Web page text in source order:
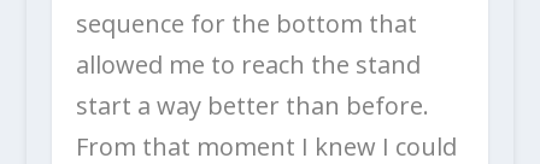
sequence for the bottom that
allowed me to reach the stand
start a way better than before.
From that moment I knew I could